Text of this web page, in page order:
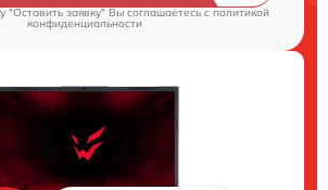
"Оставить заявку" Вы соглашаетесь cполитикой
конфиденциальности